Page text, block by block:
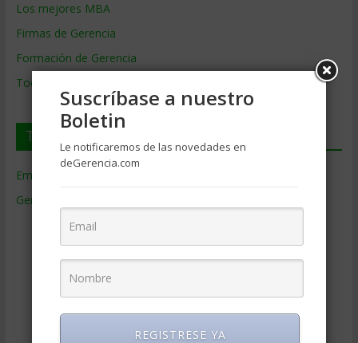
Los mejores MBA
Firmas de Gerencia
Formación de Gerencia
Todos los Temas
Temas de Gerencia
Empresas de Gerencia
Gerencia
Ciencias Económicas
Contabilidad(466)
Educacion Gerencial
Estrategia Empresarial(304)
Finanzas Corporativas(748)
Suscríbase a nuestro
Boletin
Le notificaremos de las novedades en
deGerencia.com
REGISTRESE YA